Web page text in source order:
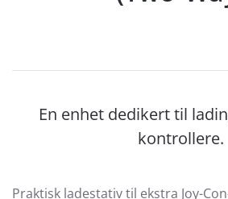
En enhet dedikert til
kontrollere.
Praktisk ladestativ til ekstra Joy-